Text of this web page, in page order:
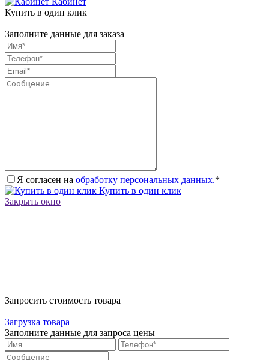
Купить в один клик
Заполните данные для заказа
Я согласен на обработку персональных данных.*
Купить в один клик
Закрыть окно
Запросить стоимость товара
Загрузка товара
Заполните данные для запроса цены